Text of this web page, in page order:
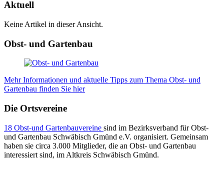
Aktuell
Keine Artikel in dieser Ansicht.
Obst- und Gartenbau
Mehr Informationen und aktuelle Tipps zum Thema Obst- und
Gartenbau finden Sie hier
Die Ortsvereine
18 Obst-und Gartenbauvereine sind im Bezirksverband für Obst-
und Gartenbau Schwäbisch Gmünd e.V. organisiert. Gemeinsam
haben sie circa 3.000 Mitglieder, die an Obst- und Gartenbau
interessiert sind, im Altkreis Schwäbisch Gmünd.